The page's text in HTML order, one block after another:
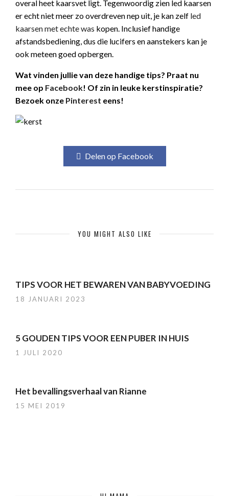
overal heet kaarsvet ligt. Tegenwoordig zien led kaarsen
er echt niet meer zo overdreven nep uit, je kan zelf led
kaarsen met echte was kopen. Inclusief handige
afstandsbediening, dus die lucifers en aanstekers kan je
ook meteen goed opbergen.
Wat vinden jullie van deze handige tips? Praat nu
mee op Facebook! Of zin in leuke kerstinspiratie?
Bezoek onze Pinterest eens!
Delen op Facebook
YOU MIGHT ALSO LIKE
TIPS VOOR HET BEWAREN VAN BABYVOEDING
18 JANUARI 2023
5 GOUDEN TIPS VOOR EEN PUBER IN HUIS
1 JULI 2020
Het bevallingsverhaal van Rianne
15 MEI 2019